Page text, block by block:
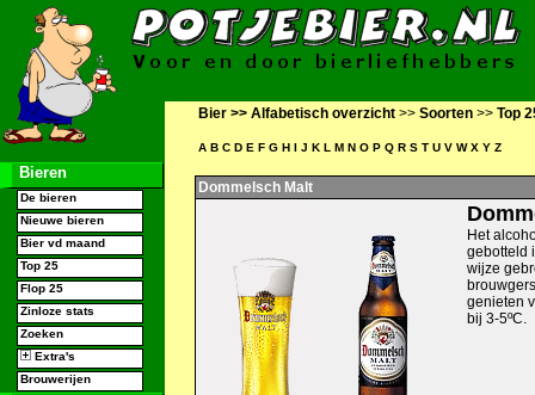
Bieren
De bieren
Nieuwe bieren
Bier vd maand
Top 25
Flop 25
Zinloze stats
Zoeken
Extra's
Brouwerijen
Bier >> Alfabetisch overzicht >> Soorten >> Top
A B C D E F G H I J K L M N O P Q R S T U V W X Y Z
Dommelsch Malt
Het
gebotteld
wijze
genieten
bij 3-5ºC.